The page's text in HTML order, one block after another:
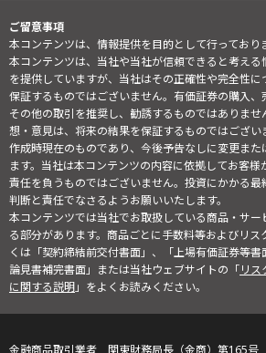
ご留意事項
本コンテンツは、情報提供を目的として行っており
本コンテンツは、当社や当社が信頼できると考え
を提供していますが、当社はその正確性や完全性
保証するものではございません。有価証券の購入、
その他の取引を推奨し、勧誘するものではありま
想・意見は、将来の結果を保証するものではござ
作成時現在のものであり、今後予告なしに変更ま
ます。当社は本コンテンツの内容に依拠してお客
責任を負うものではございません。投資にかかる
判断と責任でなさるようお願いいたします。
本コンテンツでは当社でお取扱している商品・サ
る部分があります。商品ごとに手数料等およびリ
くは「契約締結前交付書面」、「上場有価証券等
論見書補完書面」または当社ウェブサイトの「リ
に関する説明」をよくお読みください。
金融商品取引業者 関東財務局長（金商）第165号